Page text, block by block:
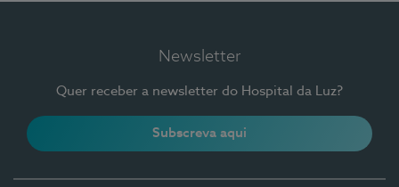
Newsletter
Quer receber a newsletter do Hospital da Luz?
Subscreva aqui